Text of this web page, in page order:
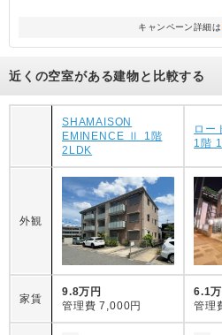
キャンペーン詳細は
近くの空室がある建物と比較する
SHAMAISON
EMINENCE Ⅱ 1階
2LDK
ロー
1階
外観
家賃
9.8万円
管理費 7,000円
6.1万
管理